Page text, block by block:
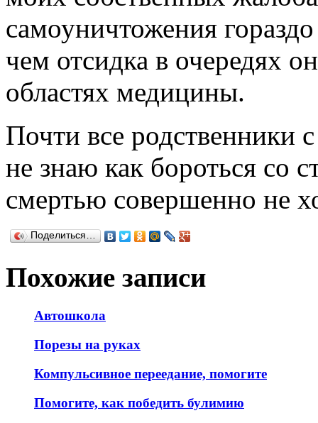
самоуничтожения
чем отсидка в очередях
областях медицины.
Почти все родственники
не знаю как бороться со
смертью совершенно не
Поделиться…
Похожие записи
Автошкола
Порезы на руках
Компульсивное переедание, помогите
Помогите, как победить булимию